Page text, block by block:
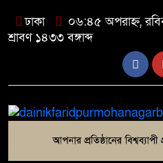
ঢাকা
০৬:৪৫ অপরাহ্ন,
শ্রাবণ ১৪৩৩ বঙ্গাব্দ